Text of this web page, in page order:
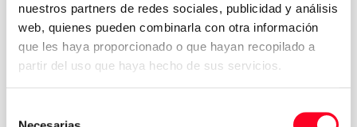
nuestros partners de redes sociales, publicidad y análisis
web, quienes pueden combinarla con otra información
que les haya proporcionado o que hayan recopilado a
partir del uso que haya hecho de sus servicios.
Machine sold
MORI SEIKI